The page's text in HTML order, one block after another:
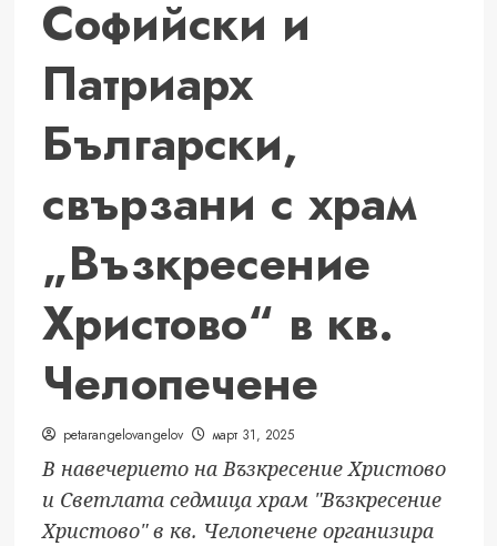
Софийски и
Патриарх
Български,
свързани с храм
„Възкресение
Христово“ в кв.
Челопечене
petarangelovangelov март 31, 2025
В навечерието на Възкресение Христово
и Светлата седмица храм "Възкресение
Христово" в кв. Челопечене организира